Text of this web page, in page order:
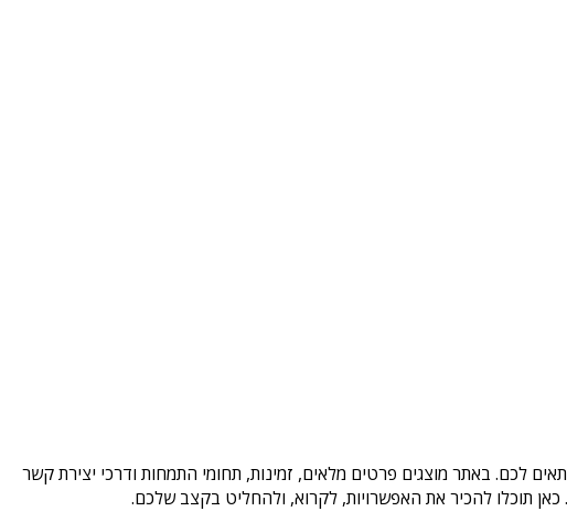
לכם. באתר מוצגים פרטים מלאים, זמינות, תחומי התמחות ודרכי יצירת קשר
תוכלו להכיר את האפשרויות, לקרוא, ולהחליט בקצב שלכם.